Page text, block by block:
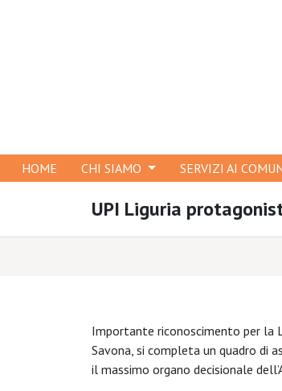
HOME CHI SIAMO SERVIZI AI
UPI Liguria
Importante riconoscimento per la
Savona, si completa un quadro di
il massimo organo decisionale